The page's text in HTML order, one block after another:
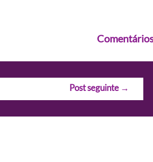
Post seguinte →